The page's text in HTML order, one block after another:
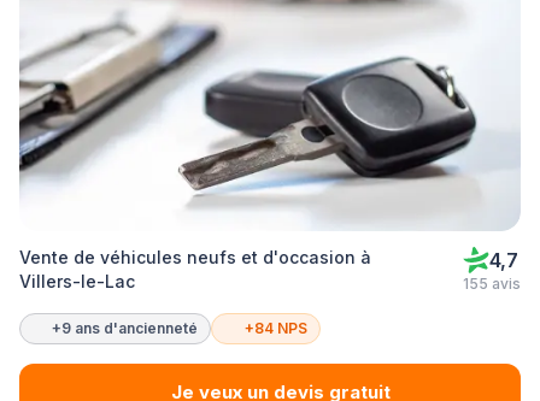
Vente de véhicules neufs et d'occasion à
Villers-le-Lac
4,7
155 avis
+9 ans d'ancienneté +84 NPS
Je veux un devis gratuit